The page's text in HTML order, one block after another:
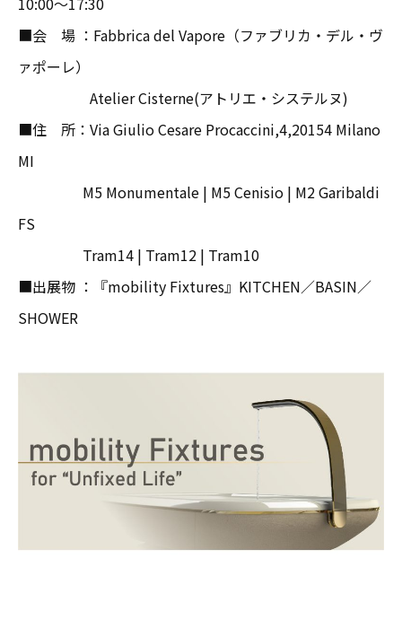
■会 場 ：Fabbrica del Vapore（ファブリカ・デル・ヴ
ァポーレ）
Atelier Cisterne(アトリエ・システルヌ)
■住 所：Via Giulio Cesare Procaccini,4,20154 Milano
MI
M5 Monumentale | M5 Cenisio | M2 Garibaldi
FS
Tram14 | Tram12 | Tram10
■出展物 ：『mobility Fixtures』KITCHEN／BASIN／
SHOWER